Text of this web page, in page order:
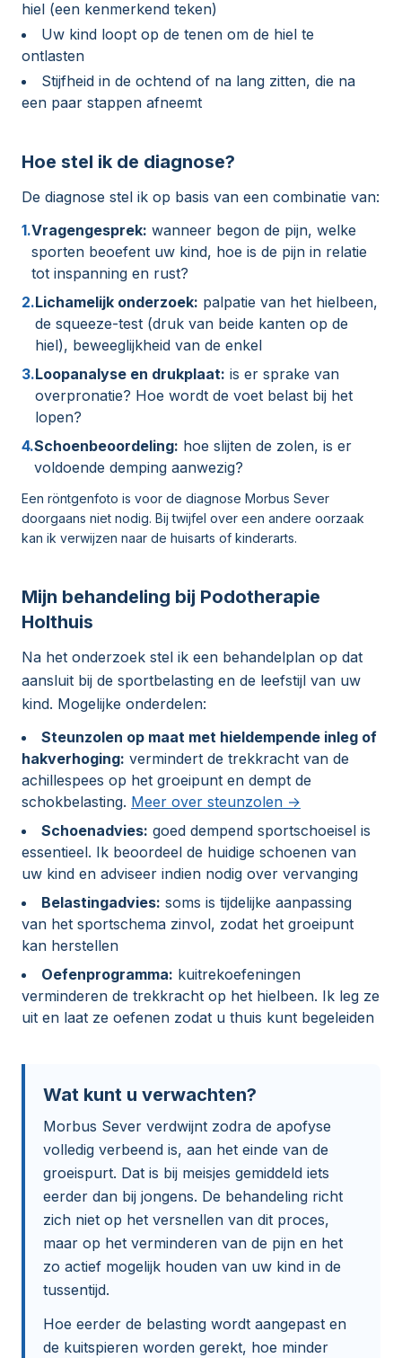
hiel (een kenmerkend teken)
Uw kind loopt op de tenen om de hiel te
ontlasten
Stijfheid in de ochtend of na lang zitten, die na
een paar stappen afneemt
Hoe stel ik de diagnose?
De diagnose stel ik op basis van een combinatie van:
1.Vragengesprek: wanneer begon de pijn, welke
sporten beoefent uw kind, hoe is de pijn in relatie
tot inspanning en rust?
2.Lichamelijk onderzoek: palpatie van het hielbeen,
de squeeze-test (druk van beide kanten op de
hiel), beweeglijkheid van de enkel
3.Loopanalyse en drukplaat: is er sprake van
overpronatie? Hoe wordt de voet belast bij het
lopen?
4.Schoenbeoordeling: hoe slijten de zolen, is er
voldoende demping aanwezig?
Een röntgenfoto is voor de diagnose Morbus Sever
doorgaans niet nodig. Bij twijfel over een andere oorzaak
kan ik verwijzen naar de huisarts of kinderarts.
Mijn behandeling bij Podotherapie
Holthuis
Na het onderzoek stel ik een behandelplan op dat
aansluit bij de sportbelasting en de leefstijl van uw
kind. Mogelijke onderdelen:
Steunzolen op maat met hieldempende inleg of
hakverhoging: vermindert de trekkracht van de
achillespees op het groeipunt en dempt de
schokbelasting. Meer over steunzolen →
Schoenadvies: goed dempend sportschoeisel is
essentieel. Ik beoordeel de huidige schoenen van
uw kind en adviseer indien nodig over vervanging
Belastingadvies: soms is tijdelijke aanpassing
van het sportschema zinvol, zodat het groeipunt
kan herstellen
Oefenprogramma: kuitrekoefeningen
verminderen de trekkracht op het hielbeen. Ik leg ze
uit en laat ze oefenen zodat u thuis kunt begeleiden
Wat kunt u verwachten?
Morbus Sever verdwijnt zodra de apofyse
volledig verbeend is, aan het einde van de
groeispurt. Dat is bij meisjes gemiddeld iets
eerder dan bij jongens. De behandeling richt
zich niet op het versnellen van dit proces,
maar op het verminderen van de pijn en het
zo actief mogelijk houden van uw kind in de
tussentijd.
Hoe eerder de belasting wordt aangepast en
de kuitspieren worden gerekt, hoe minder